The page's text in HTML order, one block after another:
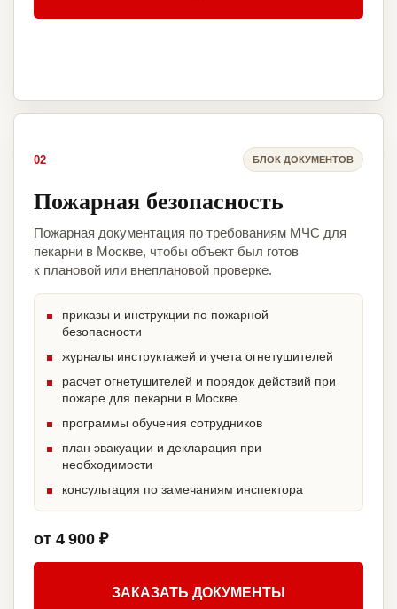
02 БЛОК ДОКУМЕНТОВ
Пожарная безопасность
Пожарная документация по требованиям МЧС для
пекарни в Москве, чтобы объект был готов
к плановой или внеплановой проверке.
приказы и инструкции по пожарной
безопасности
журналы инструктажей и учета огнетушителей
расчет огнетушителей и порядок действий при
пожаре для пекарни в Москве
программы обучения сотрудников
план эвакуации и декларация при
необходимости
консультация по замечаниям инспектора
от 4 900 ₽
ЗАКАЗАТЬ ДОКУМЕНТЫ